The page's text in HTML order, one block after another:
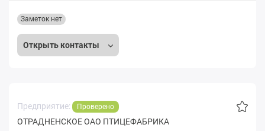
Открыть контакты
Заметок нет
Предприятие: Проверено
ОТРАДНЕНСКОЕ ОАО ПТИЦЕФАБРИКА